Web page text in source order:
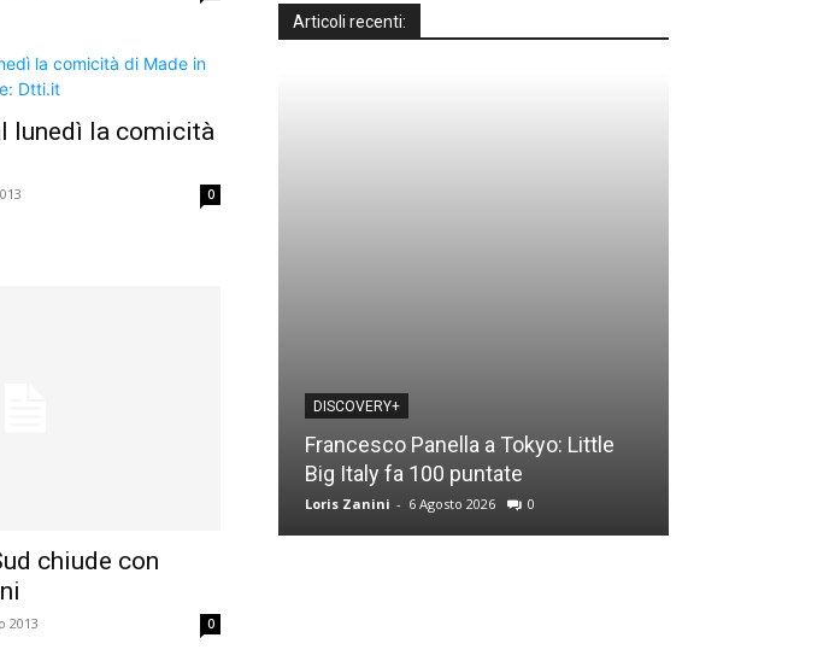
lunedì la comicità
0
chiude con
2013 0
Articoli recenti:
DISCOVERY+
Francesco Panella a Tokyo: Little
Big Italy fa 100 puntate
Loris Zanini - 6 Agosto 2026 0